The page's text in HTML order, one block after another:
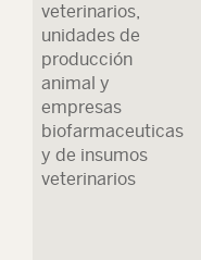
veterinarios,
unidades de
producción
animal y
empresas
biofarmaceuticas
y de insumos
veterinarios